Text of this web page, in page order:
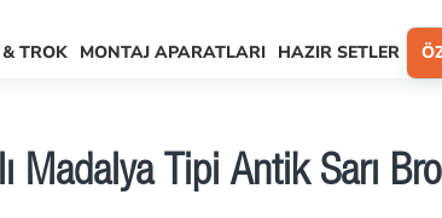
& TROK MONTAJ APARATLARI HAZIR SETLER
Madalya Tipi Antik Sarı